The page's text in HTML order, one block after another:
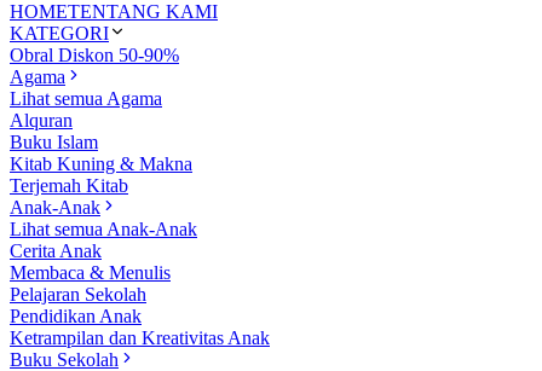
HOMETENTANG KAMI
KATEGORI
Obral Diskon 50-90%
Agama
Lihat semua Agama
Alquran
Buku Islam
Kitab Kuning & Makna
Terjemah Kitab
Anak-Anak
Lihat semua Anak-Anak
Cerita Anak
Membaca & Menulis
Pelajaran Sekolah
Pendidikan Anak
Ketrampilan dan Kreativitas Anak
Buku Sekolah